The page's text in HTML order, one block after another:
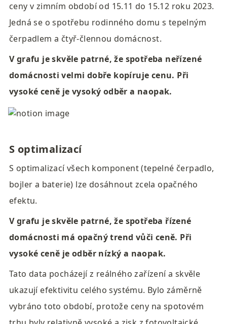
ceny v zimním období od 15.11 do 15.12 roku 2023.
Jedná se o spotřebu rodinného domu s tepelným
čerpadlem a čtyř-člennou domácnost.
V grafu je skvěle patrné, že spotřeba neřízené
domácnosti velmi dobře kopíruje cenu. Při
vysoké ceně je vysoký odběr a naopak.
S optimalizací
S optimalizací všech komponent (tepelné čerpadlo,
bojler a baterie) lze dosáhnout zcela opačného
efektu.
V grafu je skvěle patrné, že spotřeba řízené
domácnosti má opačný trend vůči ceně. Při
vysoké ceně je odběr nízký a naopak.
Tato data pocházejí z reálného zařízení a skvěle
ukazují efektivitu celého systému. Bylo záměrně
vybráno toto období, protože ceny na spotovém